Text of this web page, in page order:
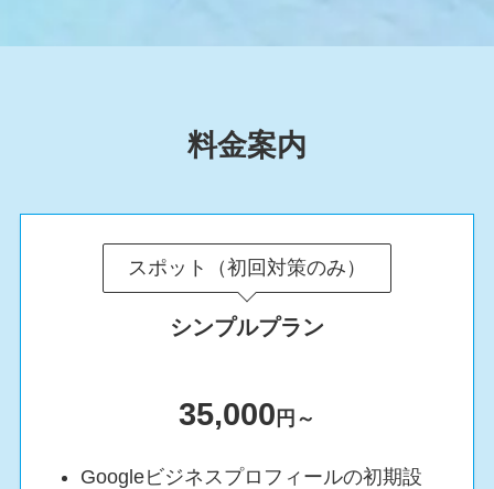
料金案内
スポット（初回対策のみ）
シンプルプラン
35,000 円～
Googleビジネスプロフィールの初期設